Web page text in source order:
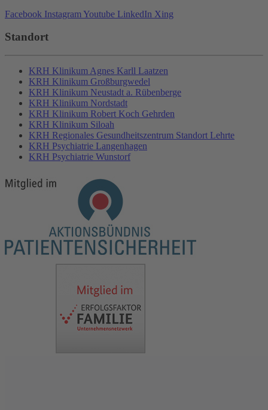
Facebook Instagram Youtube LinkedIn Xing
Standort
KRH Klinikum Agnes Karll Laatzen
KRH Klinikum Großburgwedel
KRH Klinikum Neustadt a. Rübenberge
KRH Klinikum Nordstadt
KRH Klinikum Robert Koch Gehrden
KRH Klinikum Siloah
KRH Regionales Gesundheitszentrum Standort Lehrte
KRH Psychiatrie Langenhagen
KRH Psychiatrie Wunstorf